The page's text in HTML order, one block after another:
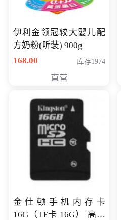
伊利金领冠较大婴儿配
方奶粉(听装) 900g
168.00
库存1974
直营
金仕顿手机内存卡
16G（TF卡 16G） 高速